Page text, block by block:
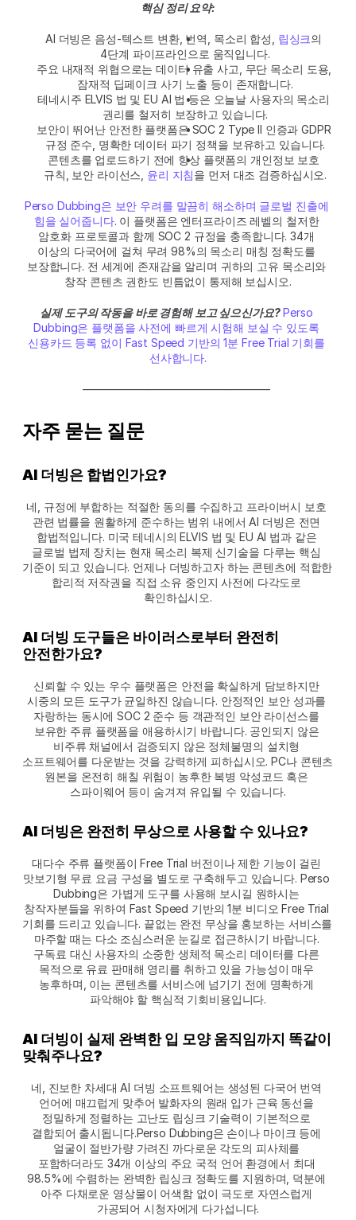
핵심 정리 요약:
AI 더빙은 음성-텍스트 변환, 번역, 목소리 합성, 립싱크의
4단계 파이프라인으로 움직입니다.
주요 내재적 위협으로는 데이터 유출 사고, 무단 목소리 도용,
잠재적 딥페이크 사기 노출 등이 존재합니다.
테네시주 ELVIS 법 및 EU AI 법 등은 오늘날 사용자의 목소리
권리를 철저히 보장하고 있습니다.
보안이 뛰어난 안전한 플랫폼은 SOC 2 Type II 인증과 GDPR
규정 준수, 명확한 데이터 파기 정책을 보유하고 있습니다.
콘텐츠를 업로드하기 전에 항상 플랫폼의 개인정보 보호
규칙, 보안 라이선스, 윤리 지침을 먼저 대조 검증하십시오.
Perso Dubbing은 보안 우려를 말끔히 해소하며 글로벌 진출에
힘을 실어줍니다. 이 플랫폼은 엔터프라이즈 레벨의 철저한
암호화 프로토콜과 함께 SOC 2 규정을 충족합니다. 34개
이상의 다국어에 걸쳐 무려 98%의 목소리 매칭 정확도를
보장합니다. 전 세계에 존재감을 알리며 귀하의 고유 목소리와
창작 콘텐츠 권한도 빈틈없이 통제해 보십시오.
실제 도구의 작동을 바로 경험해 보고 싶으신가요? Perso
Dubbing은 플랫폼을 사전에 빠르게 시험해 보실 수 있도록
신용카드 등록 없이 Fast Speed 기반의 1분 Free Trial 기회를
선사합니다.
—————————————————
자주 묻는 질문
AI 더빙은 합법인가요?
네, 규정에 부합하는 적절한 동의를 수집하고 프라이버시 보호
관련 법률을 원활하게 준수하는 범위 내에서 AI 더빙은 전면
합법적입니다. 미국 테네시의 ELVIS 법 및 EU AI 법과 같은
글로벌 법제 장치는 현재 목소리 복제 신기술을 다루는 핵심
기준이 되고 있습니다. 언제나 더빙하고자 하는 콘텐츠에 적합한
합리적 저작권을 직접 소유 중인지 사전에 다각도로
확인하십시오.
AI 더빙 도구들은 바이러스로부터 완전히
안전한가요?
신뢰할 수 있는 우수 플랫폼은 안전을 확실하게 담보하지만
시중의 모든 도구가 균일하진 않습니다. 안정적인 보안 성과를
자랑하는 동시에 SOC 2 준수 등 객관적인 보안 라이선스를
보유한 주류 플랫폼을 애용하시기 바랍니다. 공인되지 않은
비주류 채널에서 검증되지 않은 정체불명의 설치형
소프트웨어를 다운받는 것을 강력하게 피하십시오. PC나 콘텐츠
원본을 온전히 해칠 위험이 농후한 복병 악성코드 혹은
스파이웨어 등이 숨겨져 유입될 수 있습니다.
AI 더빙은 완전히 무상으로 사용할 수 있나요?
대다수 주류 플랫폼이 Free Trial 버전이나 제한 기능이 걸린
맛보기형 무료 요금 구성을 별도로 구축해두고 있습니다. Perso
Dubbing은 가볍게 도구를 사용해 보시길 원하시는
창작자분들을 위하여 Fast Speed 기반의 1분 비디오 Free Trial
기회를 드리고 있습니다. 끝없는 완전 무상을 홍보하는 서비스를
마주할 때는 다소 조심스러운 눈길로 접근하시기 바랍니다.
구독료 대신 사용자의 소중한 생체적 목소리 데이터를 다른
목적으로 유료 판매해 영리를 취하고 있을 가능성이 매우
농후하며, 이는 콘텐츠를 서비스에 넘기기 전에 명확하게
파악해야 할 핵심적 기회비용입니다.
AI 더빙이 실제 완벽한 입 모양 움직임까지 똑같이
맞춰주나요?
네, 진보한 차세대 AI 더빙 소프트웨어는 생성된 다국어 번역
언어에 매끄럽게 맞추어 발화자의 원래 입가 근육 동선을
정밀하게 정렬하는 고난도 립싱크 기술력이 기본적으로
결합되어 출시됩니다.Perso Dubbing은 손이나 마이크 등에
얼굴이 절반가량 가려진 까다로운 각도의 피사체를
포함하더라도 34개 이상의 주요 국적 언어 환경에서 최대
98.5%에 수렴하는 완벽한 립싱크 정확도를 지원하며, 덕분에
아주 다채로운 영상물이 어색함 없이 극도로 자연스럽게
가공되어 시청자에게 다가섭니다.